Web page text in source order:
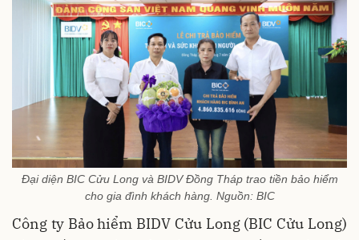
Đại diện BIC Cửu Long và BIDV Đồng Tháp trao tiền bảo hiểm
cho gia đình khách hàng. Nguồn: BIC
Công ty Bảo hiểm BIDV Cửu Long (BIC Cửu Long)